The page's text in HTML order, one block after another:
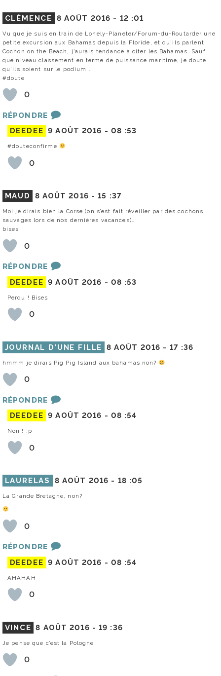
CLÉMENCE 8 AOÛT 2016 - 12 :01
Vu que je suis en train de Lonely-Planeter/Forum-du-Routarder une
petite excursion aux Bahamas depuis la Floride, et qu’ils parlent
Cochon on the Beach, j’aurais tendance à citer les Bahamas. Sauf
que niveau classement en terme de puissance maritime, je doute
qu’ils soient sur le podium …
#doute
0
RÉPONDRE
DEEDEE 9 AOÛT 2016 - 08 :53
#douteconfirme
0
MAUD 8 AOÛT 2016 -15 :37
Moi je dirais bien la Corse (on s’est fait réveiller par des cochons
sauvages lors de nos dernières vacances)…
bises
0
RÉPONDRE
DEEDEE 9 AOÛT 2016 - 08 :53
Perdu ! Bises
0
JOURNAL D’UNE FILLE 8 AOÛT 2016 - 17 :36
hmmm je dirais Pig Pig Island aux bahamas non?
0
RÉPONDRE
DEEDEE 9 AOÛT 2016 - 08 :54
Non ! :p
0
LAURELAS 8 AOÛT 2016 - 18 :05
La Grande Bretagne, non?
0
RÉPONDRE
DEEDEE 9 AOÛT 2016 - 08 :54
AHAHAH
0
VINCE 8 AOÛT 2016 -19 :36
Je pense que c’est la Pologne
0